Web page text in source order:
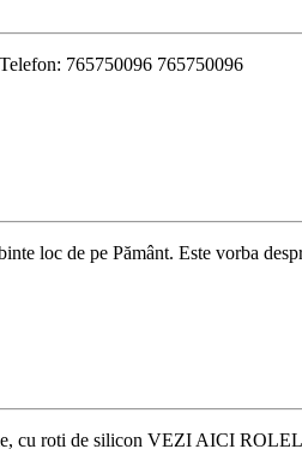
765750096 765750096
loc de pe Pământ. Este vorba
cu roti de silicon VEZI AICI